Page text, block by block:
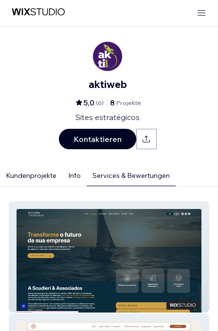
aktiweb
5,0 (6) 8 Projekte
Sites estratégicos
Kontaktieren
Kundenprojekte Info Services & Bewertungen
Scudieri&Associados